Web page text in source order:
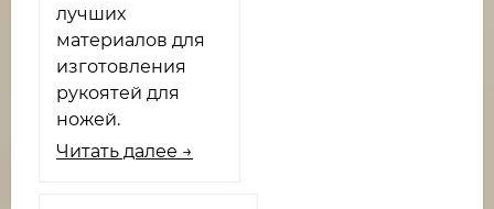
лучших
материалов для
изготовления
рукоятей для
ножей.
Читать далее →